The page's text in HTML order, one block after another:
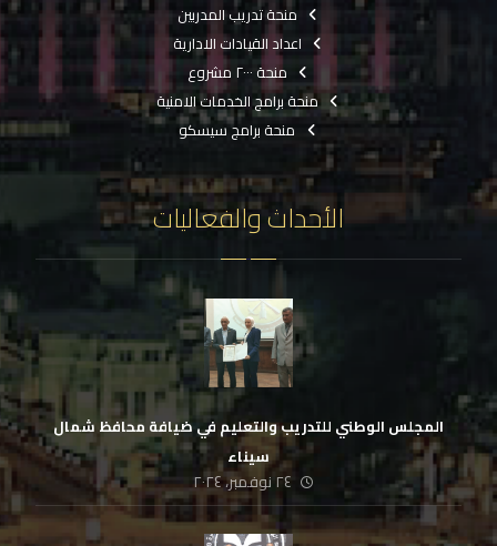
منحة تدريب المدربين
اعداد القيادات الادارية
منحة ٢٠٠٠ مشروع
منحة برامج الخدمات الامنية
منحة برامج سيسكو
الأحداث والفعاليات
المجلس الوطني للتدريب والتعليم في ضيافة محافظ شمال
سيناء
٢٤ نوفمبر، ٢٠٢٤